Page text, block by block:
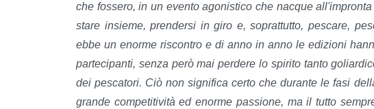
che fossero, in un evento agonistico che nacque
stare insieme, prendersi in giro e, soprattutto, pescare,
ebbe un enorme riscontro e di anno in anno le edizioni
partecipanti, senza però mai perdere lo spirito tanto
dei pescatori. Ciò non significa certo che durante le fasi
grande competitività ed enorme passione, ma il tutto